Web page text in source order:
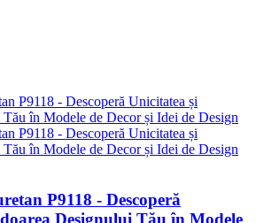
P9118 - Descoperă
Designului Tău în Modele